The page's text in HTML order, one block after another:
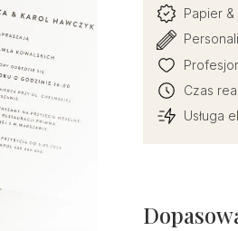
Papier &
Czas
Usługa